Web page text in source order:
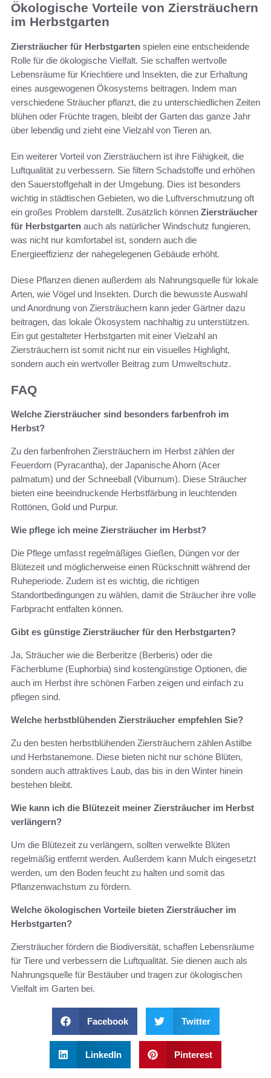
Ökologische Vorteile von Ziersträuchern
im Herbstgarten
Ziersträucher für Herbstgarten spielen eine entscheidende
Rolle für die ökologische Vielfalt. Sie schaffen wertvolle
Lebensräume für Kriechtiere und Insekten, die zur Erhaltung
eines ausgewogenen Ökosystems beitragen. Indem man
verschiedene Sträucher pflanzt, die zu unterschiedlichen Zeiten
blühen oder Früchte tragen, bleibt der Garten das ganze Jahr
über lebendig und zieht eine Vielzahl von Tieren an.
Ein weiterer Vorteil von Ziersträuchern ist ihre Fähigkeit, die
Luftqualität zu verbessern. Sie filtern Schadstoffe und erhöhen
den Sauerstoffgehalt in der Umgebung. Dies ist besonders
wichtig in städtischen Gebieten, wo die Luftverschmutzung oft
ein großes Problem darstellt. Zusätzlich können Ziersträucher
für Herbstgarten auch als natürlicher Windschutz fungieren,
was nicht nur komfortabel ist, sondern auch die
Energieeffizienz der nahegelegenen Gebäude erhöht.
Diese Pflanzen dienen außerdem als Nahrungsquelle für lokale
Arten, wie Vögel und Insekten. Durch die bewusste Auswahl
und Anordnung von Ziersträuchern kann jeder Gärtner dazu
beitragen, das lokale Ökosystem nachhaltig zu unterstützen.
Ein gut gestalteter Herbstgarten mit einer Vielzahl an
Ziersträuchern ist somit nicht nur ein visuelles Highlight,
sondern auch ein wertvoller Beitrag zum Umweltschutz.
FAQ
Welche Ziersträucher sind besonders farbenfroh im
Herbst?
Zu den farbenfrohen Ziersträuchern im Herbst zählen der
Feuerdorn (Pyracantha), der Japanische Ahorn (Acer
palmatum) und der Schneeball (Viburnum). Diese Sträucher
bieten eine beeindruckende Herbstfärbung in leuchtenden
Rottönen, Gold und Purpur.
Wie pflege ich meine Ziersträucher im Herbst?
Die Pflege umfasst regelmäßiges Gießen, Düngen vor der
Blütezeit und möglicherweise einen Rückschnitt während der
Ruheperiode. Zudem ist es wichtig, die richtigen
Standortbedingungen zu wählen, damit die Sträucher ihre volle
Farbpracht entfalten können.
Gibt es günstige Ziersträucher für den Herbstgarten?
Ja, Sträucher wie die Berberitze (Berberis) oder die
Fächerblume (Euphorbia) sind kostengünstige Optionen, die
auch im Herbst ihre schönen Farben zeigen und einfach zu
pflegen sind.
Welche herbstblühenden Ziersträucher empfehlen Sie?
Zu den besten herbstblühenden Ziersträuchern zählen Astilbe
und Herbstanemone. Diese bieten nicht nur schöne Blüten,
sondern auch attraktives Laub, das bis in den Winter hinein
bestehen bleibt.
Wie kann ich die Blütezeit meiner Ziersträucher im Herbst
verlängern?
Um die Blütezeit zu verlängern, sollten verwelkte Blüten
regelmäßig entfernt werden. Außerdem kann Mulch eingesetzt
werden, um den Boden feucht zu halten und somit das
Pflanzenwachstum zu fördern.
Welche ökologischen Vorteile bieten Ziersträucher im
Herbstgarten?
Ziersträucher fördern die Biodiversität, schaffen Lebensräume
für Tiere und verbessern die Luftqualität. Sie dienen auch als
Nahrungsquelle für Bestäuber und tragen zur ökologischen
Vielfalt im Garten bei.
Facebook Twitter
LinkedIn Pinterest